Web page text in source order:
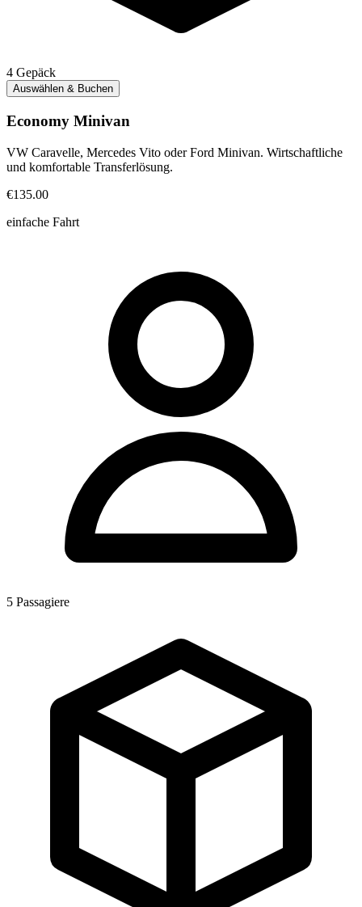
4 Gepäck
Auswählen & Buchen
Economy Minivan
VW Caravelle, Mercedes Vito oder Ford Minivan. Wirtschaftliche
und komfortable Transferlösung.
€135.00
einfache Fahrt
5 Passagiere